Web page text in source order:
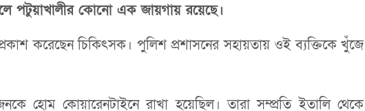
পটুয়াখালীর কোনো এক জায়গায় রয়েছে।
করেছেন চিকিৎসক। পুলিশ প্রশাসনের সহায়তায় ওই ব্যক্তিকে খুঁজে
হোম কোয়ারেনটাইনে রাখা হয়েছিল। তারা সম্প্রতি ইতালি থেকে